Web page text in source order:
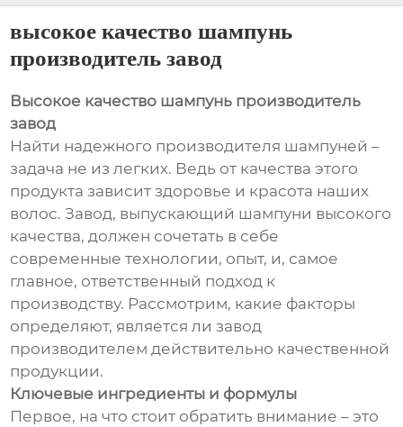
высокое качество шампунь
производитель завод
Высокое качество шампунь производитель
завод
Найти надежного производителя шампуней –
задача не из легких. Ведь от качества этого
продукта зависит здоровье и красота наших
волос. Завод, выпускающий шампуни высокого
качества, должен сочетать в себе
современные технологии, опыт, и, самое
главное, ответственный подход к
производству. Рассмотрим, какие факторы
определяют, является ли завод
производителем действительно качественной
продукции.
Ключевые ингредиенты и формулы
Первое, на что стоит обратить внимание – это